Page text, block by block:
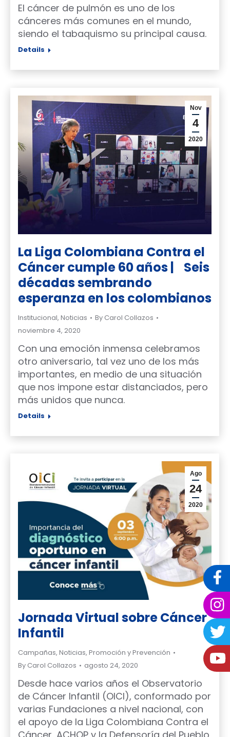
El cáncer de pulmón es uno de los
cánceres más comunes en el mundo,
siendo el tabaquismo su principal causa.
Details
Nov
4
2020
La Liga Colombiana Contra el
Cáncer cumple 60 años | Seis
décadas sembrando
esperanza en los colombianos
Institucional, Noticias By Carol Collazos
noviembre 4, 2020
Con una emoción inmensa celebramos
otro aniversario, tal vez uno de los más
importantes, en medio de una situación
que nos impone estar distanciados, pero
más unidos que nunca.
Details
Ago
24
2020
Jornada Virtual sobre Cáncer
Infantil
Campañas, Noticias, Promoción y Prevención
By Carol Collazos agosto 24, 2020
Desde hace varios años el Observatorio
de Cáncer Infantil (OICI), conformado por
varias Fundaciones a nivel nacional, con
el apoyo de la Liga Colombiana Contra el